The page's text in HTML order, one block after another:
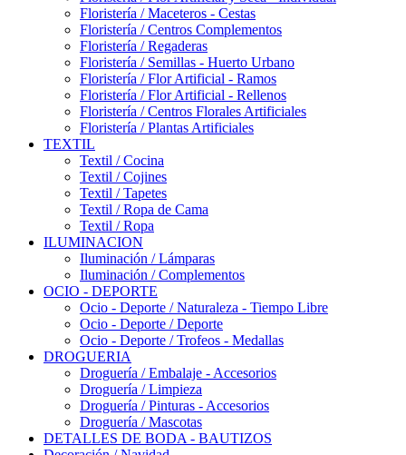
Floristería / Maceteros - Cestas
Floristería / Centros Complementos
Floristería / Regaderas
Floristería / Semillas - Huerto Urbano
Floristería / Flor Artificial - Ramos
Floristería / Flor Artificial - Rellenos
Floristería / Centros Florales Artificiales
Floristería / Plantas Artificiales
TEXTIL
Textil / Cocina
Textil / Cojines
Textil / Tapetes
Textil / Ropa de Cama
Textil / Ropa
ILUMINACION
Iluminación / Lámparas
Iluminación / Complementos
OCIO - DEPORTE
Ocio - Deporte / Naturaleza - Tiempo Libre
Ocio - Deporte / Deporte
Ocio - Deporte / Trofeos - Medallas
DROGUERIA
Droguería / Embalaje - Accesorios
Droguería / Limpieza
Droguería / Pinturas - Accesorios
Droguería / Mascotas
DETALLES DE BODA - BAUTIZOS